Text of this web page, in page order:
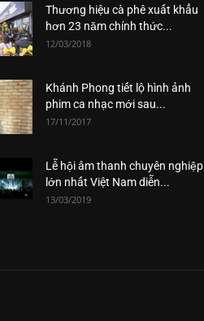
Thương hiệu cà phê xuất khẩu
hơn 23 năm chính thức...
12/03/2018
Khánh Phong tiết lộ hình ảnh
phim ca nhạc mới sau...
17/11/2017
Lễ hội âm thanh chuyên nghiệp
lớn nhất Việt Nam diễn...
13/03/2019